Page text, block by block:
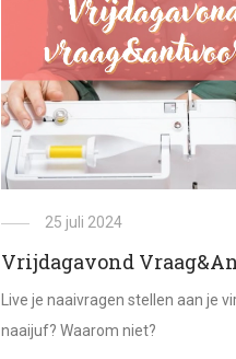
25 juli 2024
Vrijdagavond
Live je naaivragen stellen aan je
naaijuf? Waarom niet?